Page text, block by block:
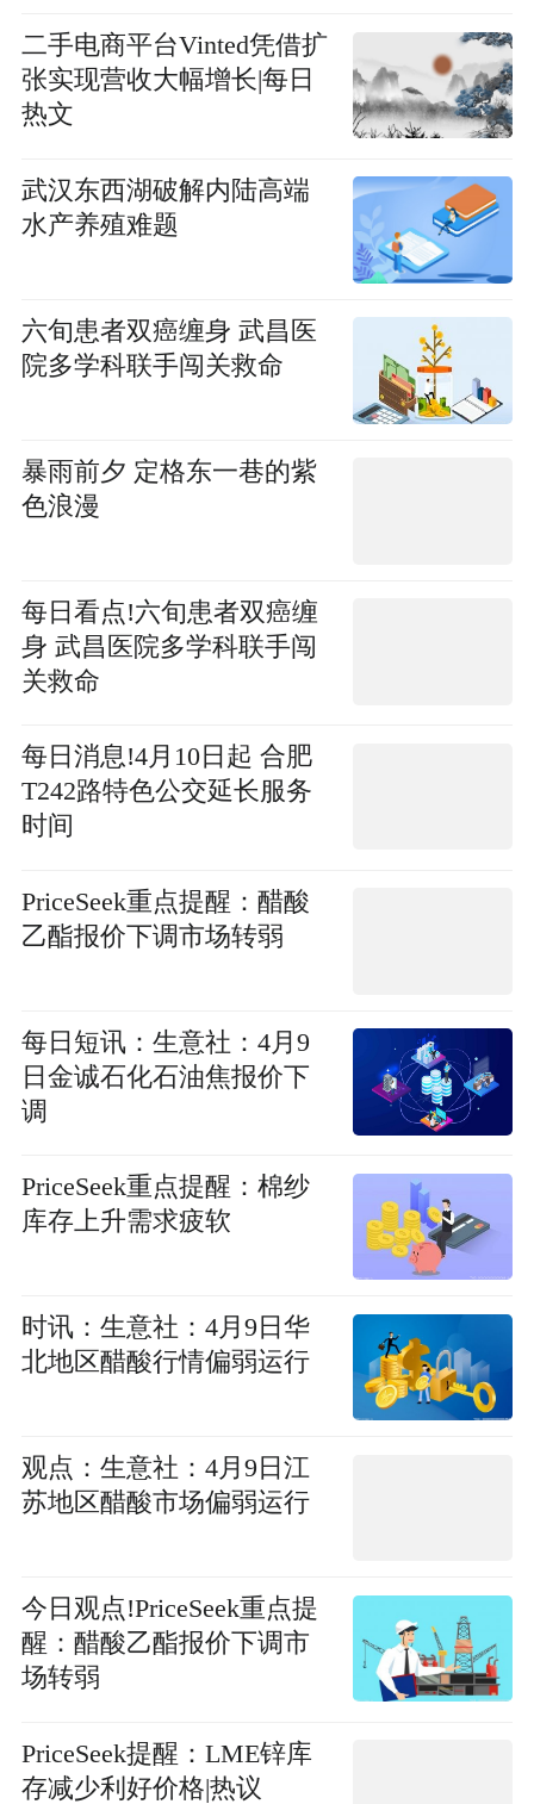
二手电商平台Vinted凭借扩
张实现营收大幅增长|每日
热文
武汉东西湖破解内陆高端
水产养殖难题
六旬患者双癌缠身 武昌医
院多学科联手闯关救命
暴雨前夕 定格东一巷的紫
色浪漫
每日看点!六旬患者双癌缠
身 武昌医院多学科联手闯
关救命
每日消息!4月10日起 合肥
T242路特色公交延长服务
时间
PriceSeek重点提醒：醋酸
乙酯报价下调市场转弱
每日短讯：生意社：4月9
日金诚石化石油焦报价下
调
PriceSeek重点提醒：棉纱
库存上升需求疲软
时讯：生意社：4月9日华
北地区醋酸行情偏弱运行
观点：生意社：4月9日江
苏地区醋酸市场偏弱运行
今日观点!PriceSeek重点提
醒：醋酸乙酯报价下调市
场转弱
PriceSeek提醒：LME锌库
存减少利好价格|热议